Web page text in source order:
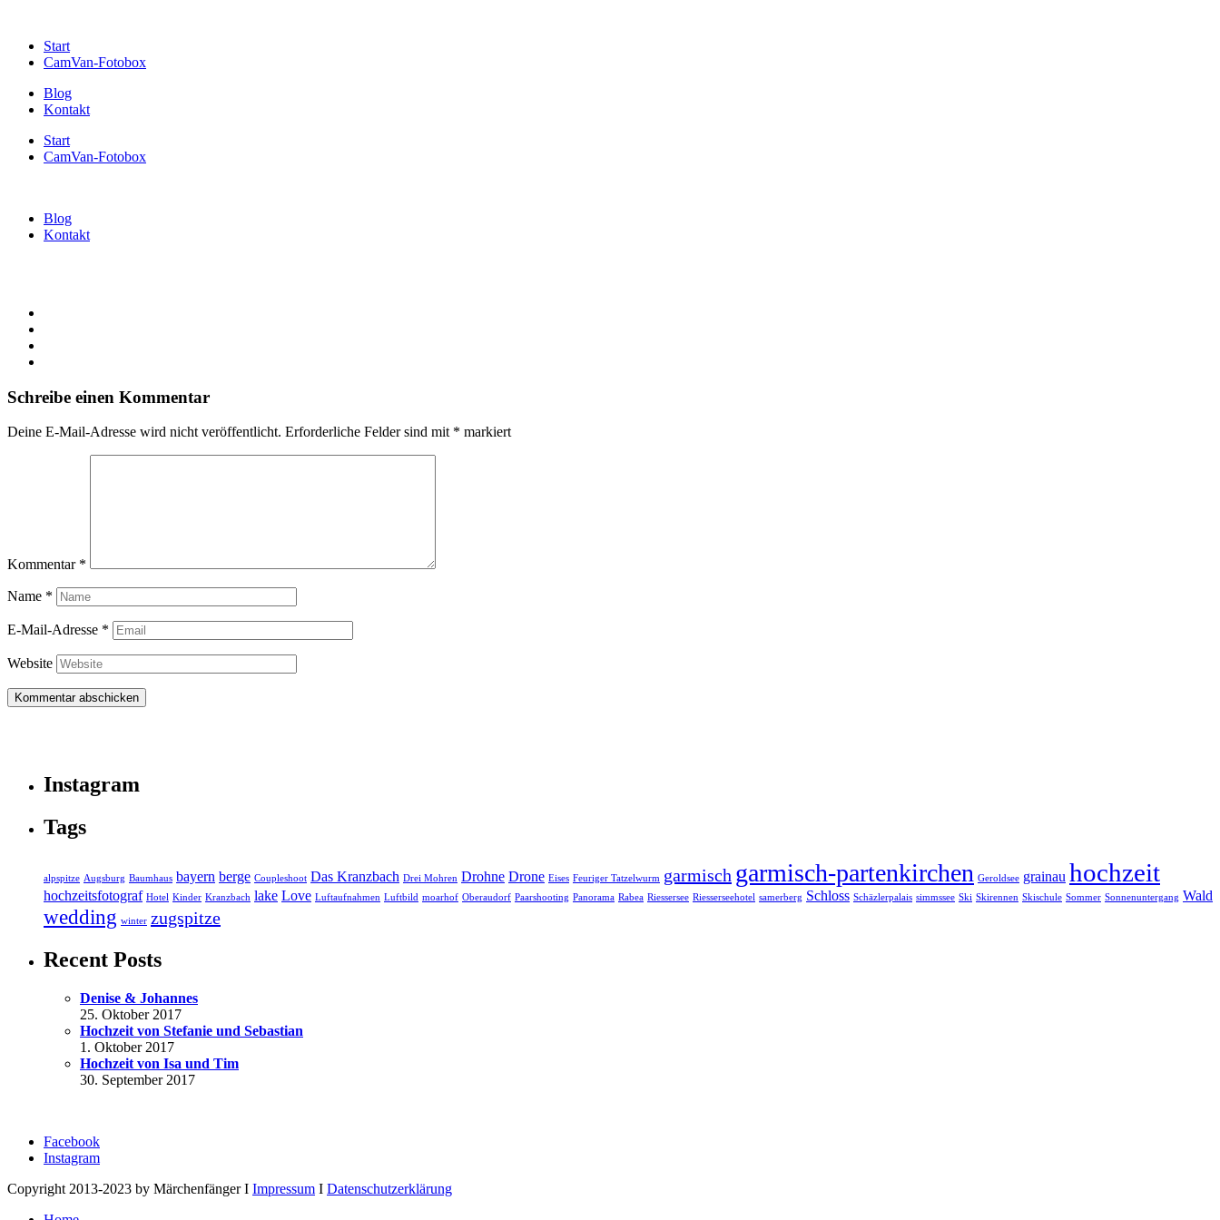
Start
CamVan-Fotobox
Blog
Kontakt
Start
CamVan-Fotobox
Blog
Kontakt
Schreibe einen Kommentar
Deine E-Mail-Adresse wird nicht veröffentlicht. Erforderliche Felder sind mit * markiert
Kommentar *
Name *
E-Mail-Adresse *
Website
Instagram
Tags
alpspitze Augsburg Baumhaus bayern berge Coupleshoot Das Kranzbach Drei Mohren Drohne Drone Eises Feuriger Tatzelwurm garmisch garmisch-partenkirchen Geroldsee grainau hochzeit
hochzeitsfotograf Hotel Kinder Kranzbach lake Love Luftaufnahmen Luftbild moarhof Oberaudorf Paarshooting Panorama Rabea Riessersee Riesserseehotel samerberg Schloss Schäzlerpalais simmssee Ski Skirennen Skischule Sommer Sonnenuntergang Wald
wedding winter zugspitze
Recent Posts
Denise & Johannes
25. Oktober 2017
Hochzeit von Stefanie und Sebastian
1. Oktober 2017
Hochzeit von Isa und Tim
30. September 2017
Facebook
Instagram
Copyright 2013-2023 by Märchenfänger I Impressum I Datenschutzerklärung